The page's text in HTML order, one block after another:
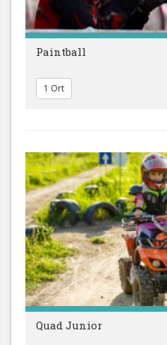
Paintball
1 Ort
Quad Junior